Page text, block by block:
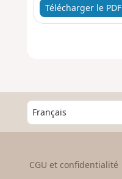
Télécharger le PDF
C
o
CGU et confidentialité